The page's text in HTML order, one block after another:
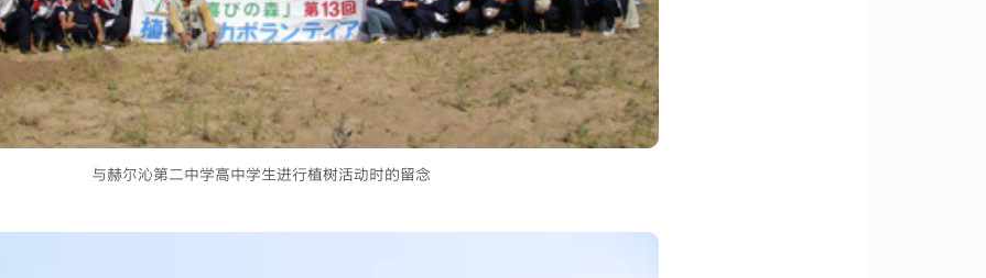
与赫尔沁第二中学高中学生进行植树活动时的留念